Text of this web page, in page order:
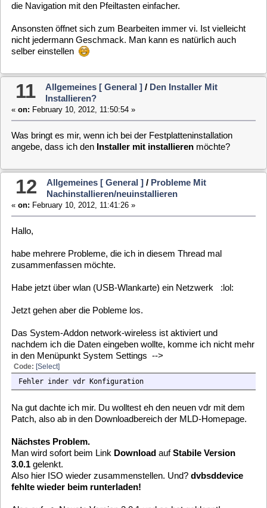
network-wireless gleich als aktiviert laden lassen. Habe noch
nicht installiert sondern erst einmal alles im live-Modus
ausprobiert. Netzwerk wurde eingerichtet. Klappt auch. Habe
jetzt Verbindung zum MLD von meinem Rechner aus.
Aber das Problem:Nachdem ich wlan aktiviert hatte, habe
ich kein Bild mehr!
Feb 10 10:21:48 (none) user.err kernel: dvb_demux_feed_del: feed
Feb 10 10:21:48 (none) user.err kernel: dvb_demux_feed_del: feed
Feb 10 10:21:48 (none) user.err kernel: dvb_demux_feed_del: feed
Feb 10 10:21:48 (none) user.err kernel: dvb_demux_feed_del: feed
Feb 10 11:21:48 (none) user.err vdr: [10632] ERROR: can't set PID 165
Feb 10 11:21:48 (none) user.err vdr: [10632] ERROR
Feb 10 11:21:48 (none) user.err vdr: [10632] ERROR: failed to set PIDs
Feb 10 11:21:48 (none) user.err vdr: [10632] retrying
Auch ein manuelles stop/start vdr brachte nichts. Also
Netzwerk ja -- aber kein Bild :wand
Nächstes Problem USB.
angestöpselt wird, wird es auch gleich automatisch gemountet.
Code:[Select]
sysinit
Code:[Select]
vfat filesystem found on /dev/sda1
Mounting to /media/USB DISK:
Usage: mount [OPTIONS] [-o OPTS] DEVICE NODE
Options:
-i Don't run mount helper
-r Read-only mount
-w Read-write mount (default)